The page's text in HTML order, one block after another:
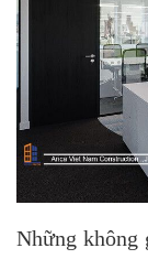
Những không